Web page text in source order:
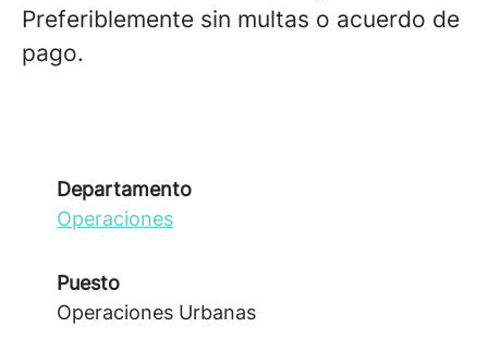
Preferiblemente sin multas o acuerdo de
pago.
Departamento
Operaciones
Puesto
Operaciones Urbanas